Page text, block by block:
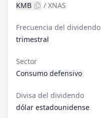
KMB
/ XNAS
Frecuencia del dividendo
trimestral
Sector
Consumo defensivo
Divisa del dividendo
dólar estadounidense